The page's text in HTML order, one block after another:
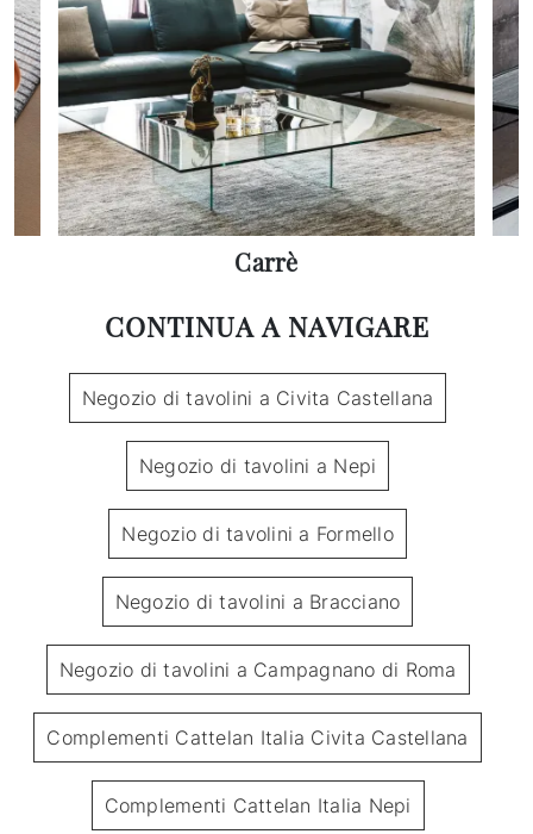
Carrè
CONTINUA A NAVIGARE
Negozio di tavolini a Civita Castellana
Negozio di tavolini a Nepi
Negozio di tavolini a Formello
Negozio di tavolini a Bracciano
Negozio di tavolini a Campagnano di Roma
Complementi Cattelan Italia Civita Castellana
Complementi Cattelan Italia Nepi